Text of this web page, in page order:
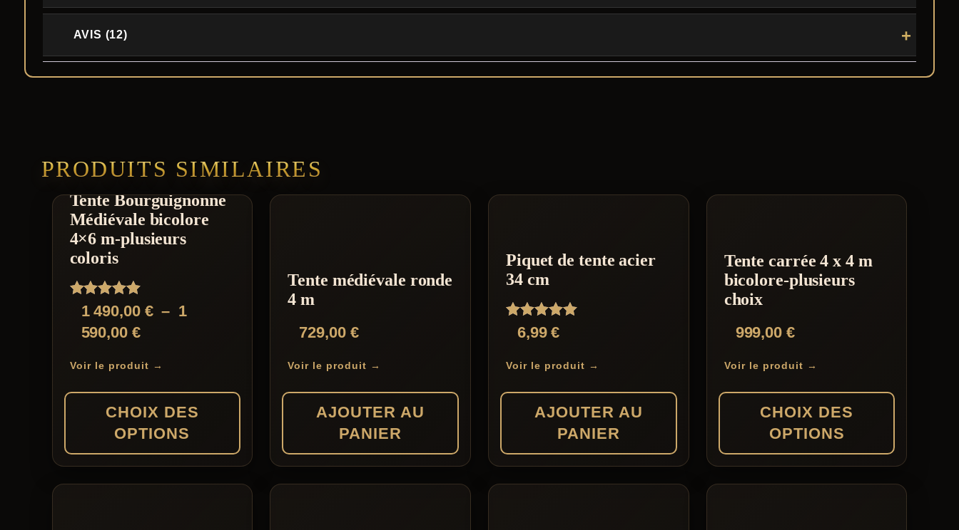
AVIS (12)
PRODUITS SIMILAIRES
Tente Bourguignonne
Médiévale bicolore
4×6 m-plusieurs
coloris
Note
5.00
sur 5
1 490,00 € – 1
590,00 €Plage
prix :
1
490,00 €
à
1
590,00 €
Voir le produit →
CHOIX DES
OPTIONS
produit
Tente médiévale ronde
4 m
729,00 €
Voir le produit →
AJOUTER AU
PANIER
Piquet de tente acier
34 cm
Note
5.00
6,99€
Voir le produit →
AJOUTER AU
PANIER
Tente carrée 4 x 4 m
bicolore-plusieurs
choix
999,00 €
Voir le produit →
CHOIX DES
OPTIONS
produit